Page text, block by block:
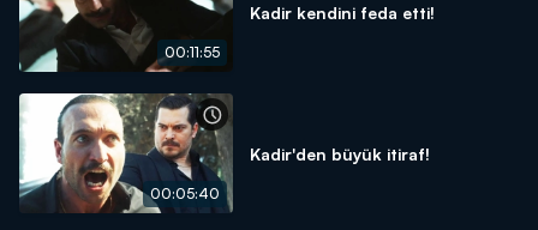
00:11:55
Kadir kendini feda etti!
00:05:40
Kadir'den büyük itiraf!